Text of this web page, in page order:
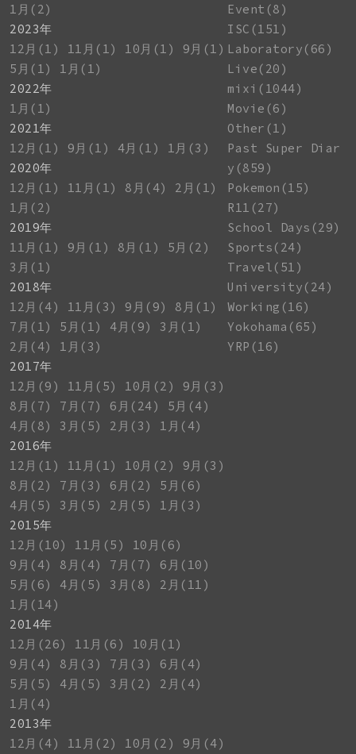
1月(2)
2023年
12月(1)
11月(1) 10月(1)
9月(1)
5月(1)
1月(1)
2022年
1月(1)
2021年
12月(1)
9月(1) 4月(1)
1月(3)
2020年
12月(1)
11月(1) 8月(4)
2月(1)
1月(2)
2019年
11月(1)
9月(1) 8月(1)
5月(2)
3月(1)
2018年
12月(4)
11月(3) 9月(9)
8月(1)
7月(1)
5月(1) 4月(9)
3月(1)
2月(4)
1月(3)
2017年
12月(9)
11月(5) 10月(2)
9月(3)
8月(7)
7月(7) 6月(24)
5月(4)
4月(8)
3月(5) 2月(3)
1月(4)
2016年
12月(1)
11月(1) 10月(2)
9月(3)
8月(2)
7月(3) 6月(2)
5月(6)
4月(5)
3月(5) 2月(5)
1月(3)
2015年
12月(10)
11月(5)
10月(6)
9月(4)
8月(4) 7月(7)
6月(10)
5月(6)
4月(5) 3月(8)
2月(11)
1月(14)
2014年
12月(26)
11月(6)
10月(1)
9月(4)
8月(3) 7月(3)
6月(4)
5月(5)
4月(5) 3月(2)
2月(4)
1月(4)
2013年
12月(4)
11月(2) 10月(2)
9月(4)
Event(8)
ISC(151)
Laboratory(66)
Live(20)
mixi(1044)
Movie(6)
Other(1)
Past Super Diar
y(859)
Pokemon(15)
R11(27)
School Days(29)
Sports(24)
Travel(51)
University(24)
Working(16)
Yokohama(65)
YRP(16)